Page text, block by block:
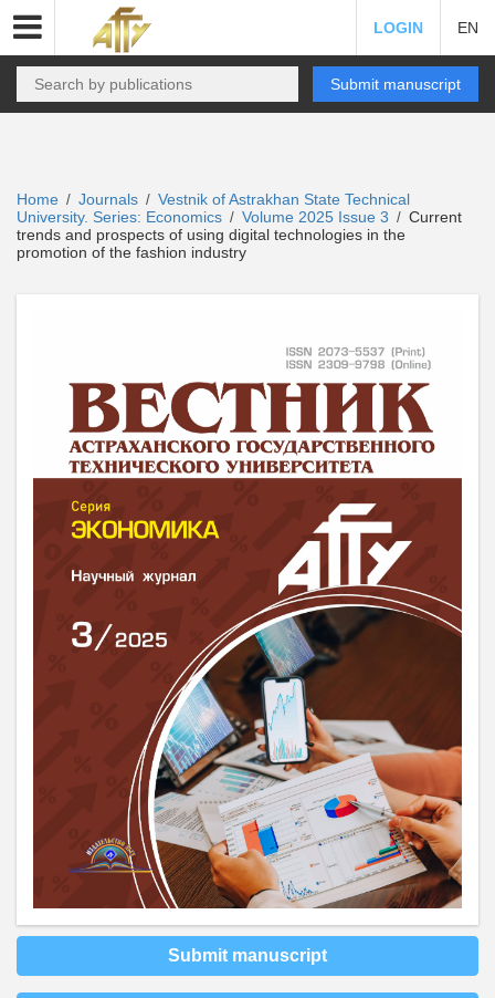
LOGIN EN
Submit manuscript
Home / Journals / Vestnik of Astrakhan State Technical
University. Series: Economics / Volume 2025 Issue 3 / Current
trends and prospects of using digital technologies in the
promotion of the fashion industry
Submit manuscript